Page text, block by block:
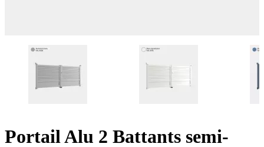
Portail Alu 2 Battants semi-